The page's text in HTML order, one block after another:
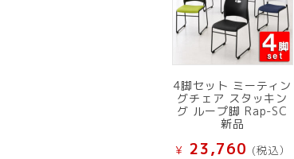
4脚セット ミーティン
グチェア スタッキン
グ ループ脚 Rap-SC
新品
¥ 23,760 (税込）